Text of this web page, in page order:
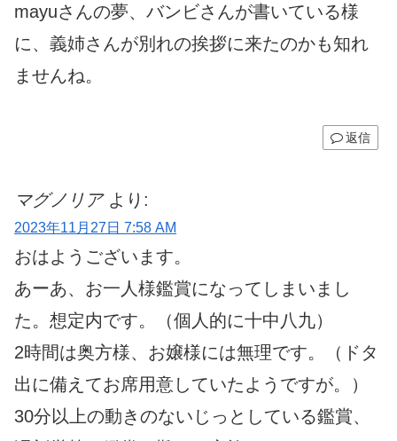
mayuさんの夢、バンビさんが書いている様
に、義姉さんが別れの挨拶に来たのかも知れ
ませんね。
返信
マグノリア より:
2023年11月27日 7:58 AM
おはようございます。
あーあ、お一人様鑑賞になってしまいまし
た。想定内です。（個人的に十中八九）
2時間は奥方様、お嬢様には無理です。（ドタ
出に備えてお席用意していたようですが。）
30分以上の動きのないじっとしている鑑賞、